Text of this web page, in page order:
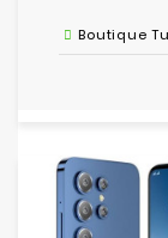
Boutique